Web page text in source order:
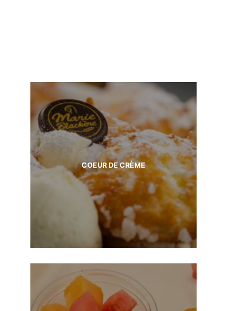
COEUR DE CRÈME